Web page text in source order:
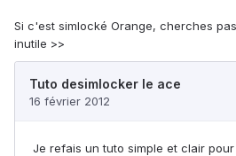
Si c'est simlocké Orange, cherches
inutile >>